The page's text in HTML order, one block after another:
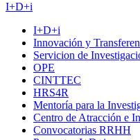
I+D+i
I+D+i
Innovación y
Servicion de
OPE
CINTTEC
HRS4R
Mentoría para la
Centro de Atracción e
Convocatorias RRHH